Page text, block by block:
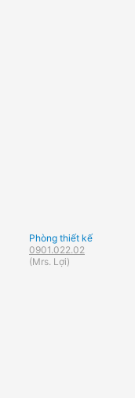
Phòng thiết kế
0901.022.02
(Mrs. Lợi)